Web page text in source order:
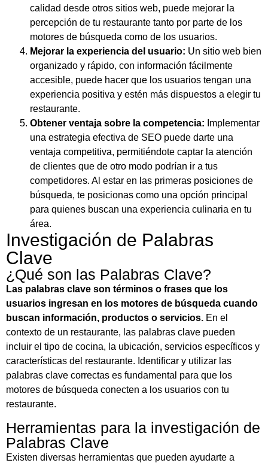
calidad desde otros sitios web, puede mejorar la
percepción de tu restaurante tanto por parte de los
motores de búsqueda como de los usuarios.
Mejorar la experiencia del usuario: Un sitio web bien
organizado y rápido, con información fácilmente
accesible, puede hacer que los usuarios tengan una
experiencia positiva y estén más dispuestos a elegir tu
restaurante.
Obtener ventaja sobre la competencia: Implementar
una estrategia efectiva de SEO puede darte una
ventaja competitiva, permitiéndote captar la atención
de clientes que de otro modo podrían ir a tus
competidores. Al estar en las primeras posiciones de
búsqueda, te posicionas como una opción principal
para quienes buscan una experiencia culinaria en tu
área.
Investigación de Palabras
Clave
¿Qué son las Palabras Clave?
Las palabras clave son términos o frases que los
usuarios ingresan en los motores de búsqueda cuando
buscan información, productos o servicios. En el
contexto de un restaurante, las palabras clave pueden
incluir el tipo de cocina, la ubicación, servicios específicos y
características del restaurante. Identificar y utilizar las
palabras clave correctas es fundamental para que los
motores de búsqueda conecten a los usuarios con tu
restaurante.
Herramientas para la investigación de
Palabras Clave
Existen diversas herramientas que pueden ayudarte a